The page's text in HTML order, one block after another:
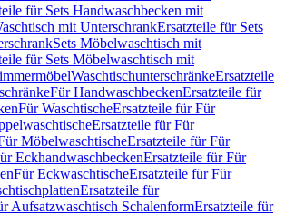
für Sets Handwaschbecken mit
mit UnterschrankErsatzteile für Sets
Sets Möbelwaschtisch mit
für Sets Möbelwaschtisch mit
WaschtischunterschränkeErsatzteile
Für HandwaschbeckenErsatzteile für
Für WaschtischeErsatzteile für Für
Ersatzteile für Für
MöbelwaschtischeErsatzteile für Für
EckhandwaschbeckenErsatzteile für Für
Für EckwaschtischeErsatzteile für Für
Ersatzteile für
Aufsatzwaschtisch SchalenformErsatzteile für